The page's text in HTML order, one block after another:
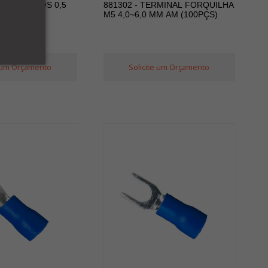
ILHOS 0,5
Orçamento
881302 - TERMINAL FORQUILHA
M5 4,0~6,0 MM AM (100PÇS)
Solicite um Orçamento